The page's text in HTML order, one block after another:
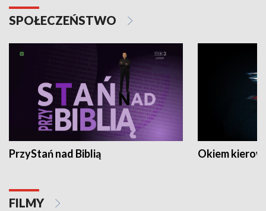
SPOŁECZEŃSTWO
PrzyStań nad Biblią Okiem
FILMY